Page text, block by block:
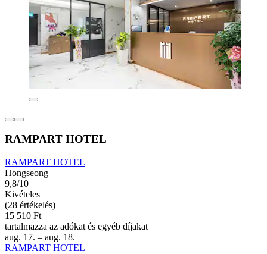
RAMPART HOTEL
RAMPART HOTEL
Hongseong
9,8/10
Kivételes
(28 értékelés)
15 510 Ft
tartalmazza az adókat és egyéb díjakat
aug. 17. – aug. 18.
RAMPART HOTEL